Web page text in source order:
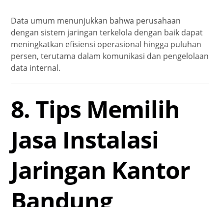
Data umum menunjukkan bahwa perusahaan
dengan sistem jaringan terkelola dengan baik dapat
meningkatkan efisiensi operasional hingga puluhan
persen, terutama dalam komunikasi dan pengelolaan
data internal.
8. Tips Memilih
Jasa Instalasi
Jaringan Kantor
Bandung